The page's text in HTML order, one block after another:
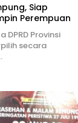
Siap
Perempuan
Provinsi
secara